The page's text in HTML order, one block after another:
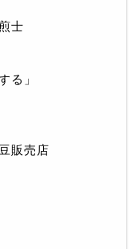
士
る」
販売店